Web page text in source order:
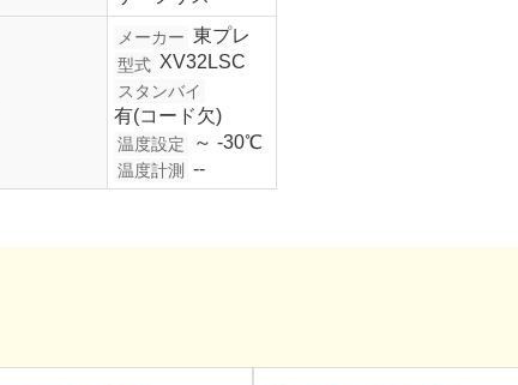
メーカー 東プレ
型式 XV32LSC
スタンバイ
有(コード欠)
温度設定 ～ -30℃
温度計測 --